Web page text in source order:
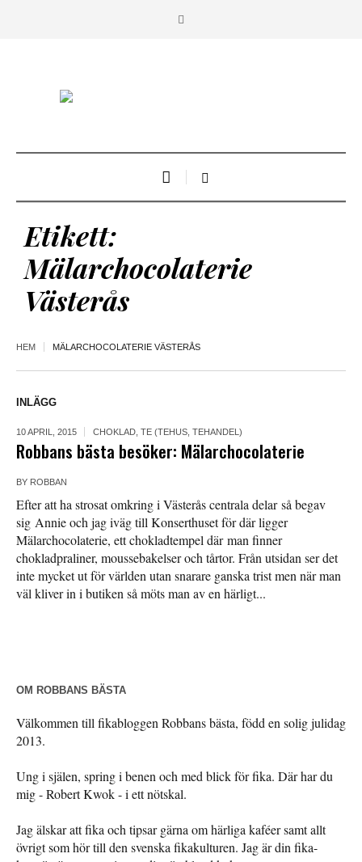
Etikett:
Mälarchocolaterie
Västerås
HEM MÄLARCHOCOLATERIE VÄSTERÅS
INLÄGG
10 APRIL, 2015 CHOKLAD, TE (TEHUS, TEHANDEL)
Robbans bästa besöker: Mälarchocolaterie
BY ROBBAN
Efter att ha strosat omkring i Västerås centrala delar så begav
sig Annie och jag iväg till Konserthuset för där ligger
Mälarchocolaterie, ett chokladtempel där man finner
chokladpraliner, moussebakelser och tårtor. Från utsidan ser det
inte mycket ut för världen utan snarare ganska trist men när man
väl kliver in i butiken så möts man av en härligt...
OM ROBBANS BÄSTA
Välkommen till fikabloggen Robbans bästa, född en solig julidag
2013.
Ung i själen, spring i benen och med blick för fika. Där har du
mig - Robert Kwok - i ett nötskal.
Jag älskar att fika och tipsar gärna om härliga kaféer samt allt
övrigt som hör till den svenska fikakulturen. Jag är din fika-